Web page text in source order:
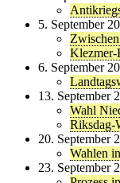
5. September
Klezmer-
6. September
13. September
Wahl
Riksdag-
20. September
Wahlen
23. September